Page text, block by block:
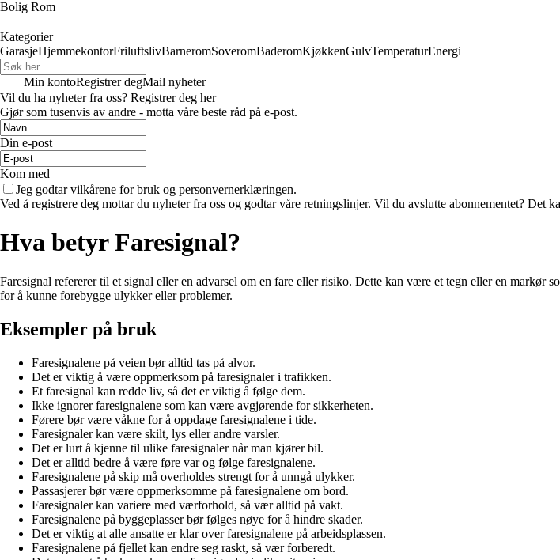
Bolig Rom
Kategorier
GarasjeHjemmekontorFriluftslivBarneromSoveromBaderomKjøkkenGulvTemperaturEnergi
Min kontoRegistrer degMail nyheter
Vil du ha nyheter fra oss? Registrer deg her
Gjør som tusenvis av andre - motta våre beste råd på e-post.
Din e-post
Kom med
Jeg godtar vilkårene for bruk og personvernerklæringen.
Ved å registrere deg mottar du nyheter fra oss og godtar våre retningslinjer. Vil du avslutte abonnementet? Det
Hva betyr Faresignal?
Faresignal refererer til et signal eller en advarsel om en fare eller risiko. Dette kan være et tegn eller en markør
for å kunne forebygge ulykker eller problemer.
Eksempler på bruk
Faresignalene på veien bør alltid tas på alvor.
Det er viktig å være oppmerksom på faresignaler i trafikken.
Et faresignal kan redde liv, så det er viktig å følge dem.
Ikke ignorer faresignalene som kan være avgjørende for sikkerheten.
Førere bør være våkne for å oppdage faresignalene i tide.
Faresignaler kan være skilt, lys eller andre varsler.
Det er lurt å kjenne til ulike faresignaler når man kjører bil.
Det er alltid bedre å være føre var og følge faresignalene.
Faresignalene på skip må overholdes strengt for å unngå ulykker.
Passasjerer bør være oppmerksomme på faresignalene om bord.
Faresignaler kan variere med værforhold, så vær alltid på vakt.
Faresignalene på byggeplasser bør følges nøye for å hindre skader.
Det er viktig at alle ansatte er klar over faresignalene på arbeidsplassen.
Faresignalene på fjellet kan endre seg raskt, så vær forberedt.